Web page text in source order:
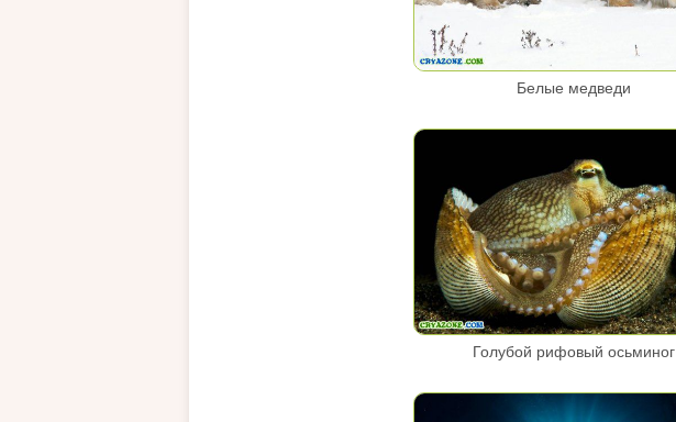
Белые медведи
Голубой рифовый осьминог